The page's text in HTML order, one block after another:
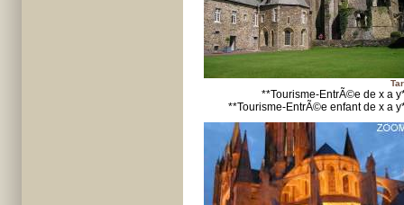
**Tourisme-EntrÃ©e de x a
**Tourisme-EntrÃ©e enfant de x a